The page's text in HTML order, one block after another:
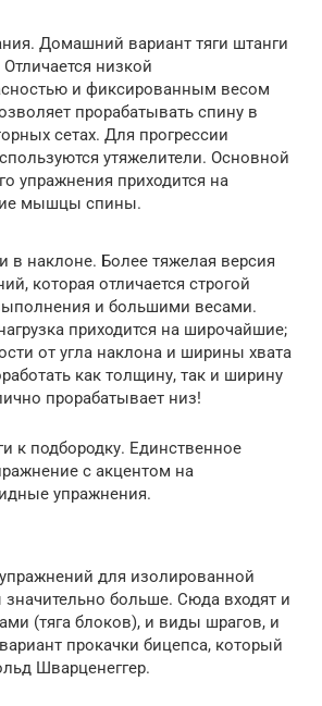
Домашний вариант тяги штанги
низкой
и фиксированным весом
прорабатывать спину в
сетах. Для прогрессии
утяжелители. Основной
упражнения приходится на
мышцы спины.
в наклоне. Более тяжелая версия
которая отличается строгой
и большими весами.
приходится на широчайшие;
от угла наклона и ширины хвата
как толщину, так и ширину
прорабатывает низ!
к подбородку. Единственное
с акцентом на
упражнения.
для изолированной
больше. Сюда входят и
(тяга блоков), и виды шрагов, и
прокачки бицепса, который
Шварценеггер.